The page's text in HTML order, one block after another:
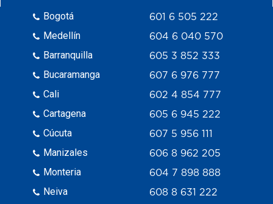
Bogotá
Medellín
Barranquilla
Bucaramanga
Cali
Cartagena
Cúcuta
Manizales
Monteria
Neiva
601 6 505 222
604 6 040 570
605 3 852 333
607 6 976 777
602 4 854 777
605 6 945 222
607 5 956 111
606 8 962 205
604 7 898 888
608 8 631 222